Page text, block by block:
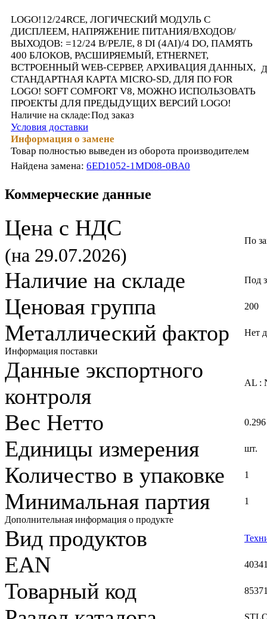
LOGO!12/24RCE, ЛОГИЧЕСКИЙ МОДУЛЬ С
ДИСПЛЕЕМ, НАПРЯЖЕНИЕ ПИТАНИЯ/ВХОДОВ/
ВЫХОДОВ: =12/24 В/РЕЛЕ, 8 DI (4AI)/4 DO, ПАМЯТЬ
400 БЛОКОВ, РАСШИРЯЕМЫЙ, ETHERNET,
ВСТРОЕННЫЙ WEB-СЕРВЕР, АРХИВАЦИЯ ДАННЫХ,
СТАНДАРТНАЯ КАРТА MICRO-SD, ДЛЯ ПО FOR
LOGO! SOFT COMFORT V8, МОЖНО ИСПОЛЬЗОВАТЬ
ПРОЕКТЫ ДЛЯ ПРЕДЫДУЩИХ ВЕРСИЙ LOGO!
Наличие на складе:Под заказ
Условия доставки
Информация о замене
Товар полностью выведен из оборота производителем
Найдена замена: 6ED1052-1MD08-0BA0
Коммерческие данные
Цена с НДС
(на 29.07.2026)
По
Наличие на складе Под
Ценовая группа 200
Металлический фактор
Нет
Информация поставки
Данные экспортного
контроля
AL :
Вес Нетто
Единицы измерения шт.
Количество в упаковке 1
Минимальная партия
1
Дополнительная информация о продукте
Вид продуктов
EAN
Товарный код